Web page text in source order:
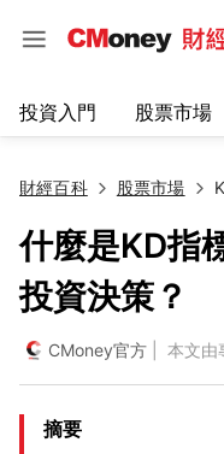
投資入門 股票市場
財經百科 股票市場
什麼是KD指
投資決策？
CMoney官方 | 本文由
摘要